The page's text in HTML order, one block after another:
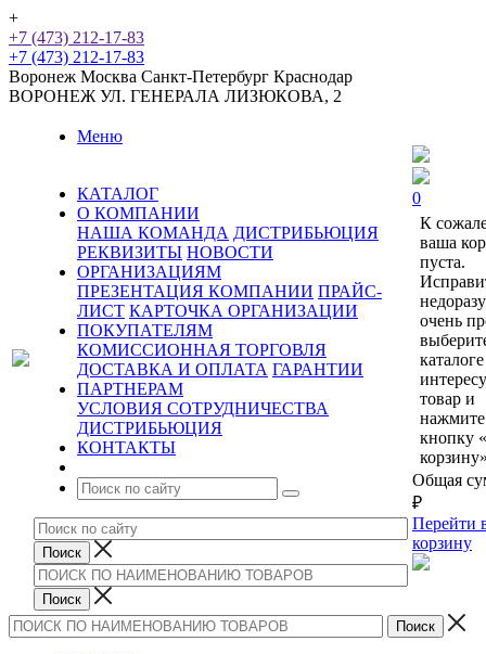
+
+7 (473) 212-17-83
+7 (473) 212-17-83
Воронеж Москва Санкт-Петербург Краснодар
ВОРОНЕЖ УЛ. ГЕНЕРАЛА ЛИЗЮКОВА, 2
Меню
КАТАЛОГ
О КОМПАНИИ
НАША КОМАНДА ДИСТРИБЬЮЦИЯ
РЕКВИЗИТЫ НОВОСТИ
ОРГАНИЗАЦИЯМ
ПРЕЗЕНТАЦИЯ КОМПАНИИ ПРАЙС-
ЛИСТ КАРТОЧКА ОРГАНИЗАЦИИ
ПОКУПАТЕЛЯМ
КОМИССИОННАЯ ТОРГОВЛЯ
ДОСТАВКА И ОПЛАТА ГАРАНТИИ
ПАРТНЕРАМ
УСЛОВИЯ СОТРУДНИЧЕСТВА
ДИСТРИБЬЮЦИЯ
КОНТАКТЫ
0
К
ваша
пуста.
очень
каталоге
товар и
нажмите
кнопку
Общая
₽
Перейти
корзину